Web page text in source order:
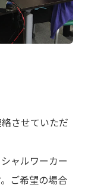
させていただ
ャルワーカー
ご希望の場合